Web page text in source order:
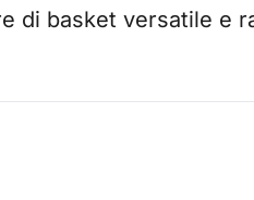
di basket versatile e